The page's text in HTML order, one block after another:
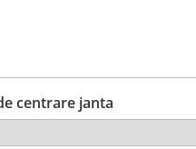
centrare janta